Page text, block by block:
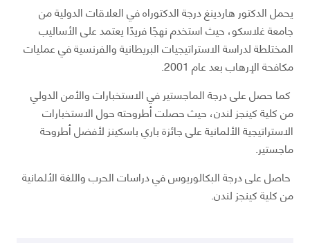
يحمل الدكتور هاردينغ درجة الدكتوراه في العلاقات الدولية من
جامعة غلاسكو، حيث استخدم نهجًا فريدًا يعتمد على الأساليب
المختلطة لدراسة الاستراتيجيات البريطانية والفرنسية في عمليات
مكافحة الإرهاب بعد عام 2001.
كما حصل على درجة الماجستير في الاستخبارات والأمن الدولي
من كلية كينجز لندن، حيث حصلت أطروحته حول الاستخبارات
الاستراتيجية الألمانية على جائزة باري باسكينز لأفضل أطروحة
ماجستير.
حاصل على درجة البكالوريوس في دراسات الحرب واللغة الألمانية
من كلية كينجز لندن.